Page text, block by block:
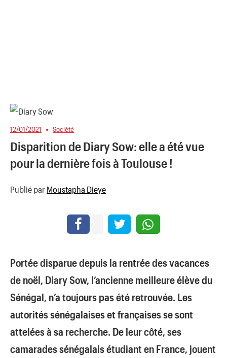
12/01/2021 Société
Disparition de Diary Sow: elle a été vue
pour la dernière fois à Toulouse !
Publié par Moustapha Dieye
Portée disparue depuis la rentrée des vacances
de noël, Diary Sow, l’ancienne meilleure élève du
Sénégal, n’a toujours pas été retrouvée. Les
autorités sénégalaises et françaises se sont
attelées à sa recherche. De leur côté, ses
camarades sénégalais étudiant en France, jouent